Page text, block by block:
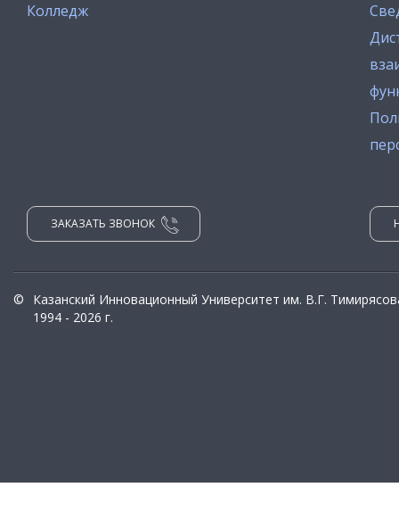
Колледж
ЗАКАЗАТЬ ЗВОНОК
©
Казанский Инновационный Университет им. В.Г.
1994 - 2026 г.